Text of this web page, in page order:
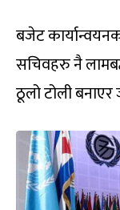
बजेट
सचिवहरु नै
ठूलो टोली